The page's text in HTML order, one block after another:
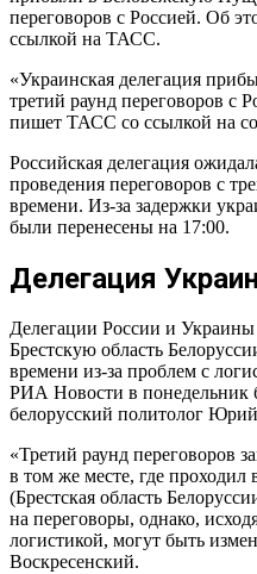
Россия — Украина
подробности организации
Арахамия раскрыл
встреча, вероятно,
Арахамия объяснил, зачем
Россией в бейсболке,
Ситуацию со встречей
Дмитрий Песков сказал,
нетерпением ждёт
Переговоры России и
экспертов
Эксперты о том, какой
новости 7 марта 2022 года
Нельзя выдавить Россию
переговоров с Россией. Об
ссылкой на ТАСС.
«Украинская делегация
третий раунд переговоров с
пишет ТАСС со ссылкой на
Российская делегация
проведения переговоров с
времени. Из-за задержки
были перенесены на 17:00.
Делегация
Делегации России и
Брестскую область
времени из-за проблем с
РИА Новости в понедельник
белорусский политолог
«Третий раунд переговоров
в том же месте, где
(Брестская область
на переговоры, однако,
логистикой, могут быть
Воскресенский.